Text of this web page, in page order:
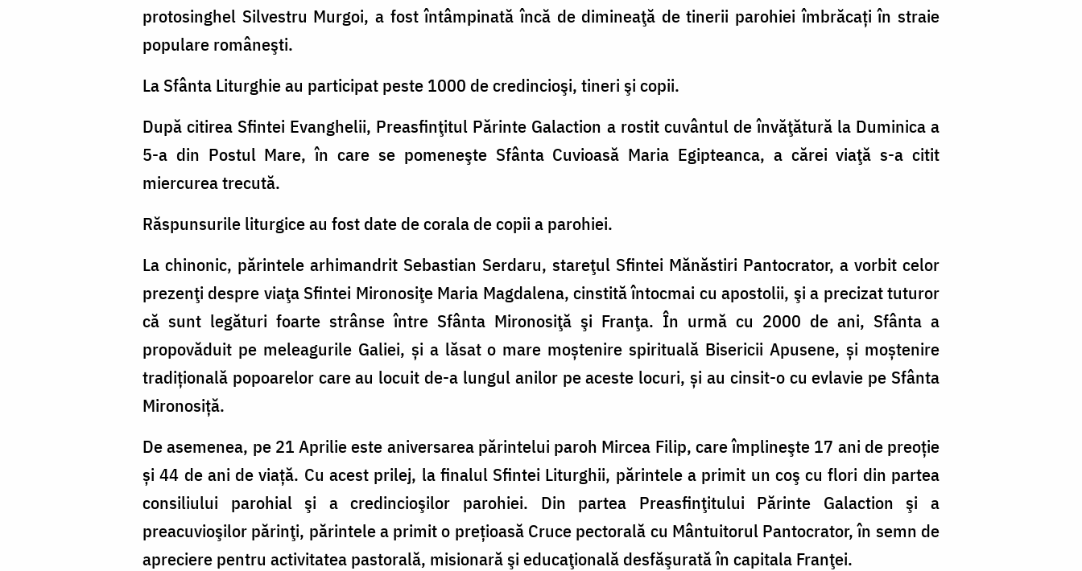
protosinghel Silvestru Murgoi, a fost întâmpinată încă de dimineaţă de tinerii parohiei îmbrăcați în straie
populare româneşti.
La Sfânta Liturghie au participat peste 1000 de credincioşi, tineri şi copii.
După citirea Sfintei Evanghelii, Preasfinţitul Părinte Galaction a rostit cuvântul de învăţătură la Duminica a
5-a din Postul Mare, în care se pomeneşte Sfânta Cuvioasă Maria Egipteanca, a cărei viaţă s-a citit
miercurea trecută.
Răspunsurile liturgice au fost date de corala de copii a parohiei.
La chinonic, părintele arhimandrit Sebastian Serdaru, stareţul Sfintei Mănăstiri Pantocrator, a vorbit celor
prezenţi despre viaţa Sfintei Mironosiţe Maria Magdalena, cinstită întocmai cu apostolii, şi a precizat tuturor
că sunt legături foarte strânse între Sfânta Mironosiţă şi Franţa. În urmă cu 2000 de ani, Sfânta a
propovăduit pe meleagurile Galiei, și a lăsat o mare moștenire spirituală Bisericii Apusene, și moștenire
tradițională popoarelor care au locuit de-a lungul anilor pe aceste locuri, și au cinsit-o cu evlavie pe Sfânta
Mironosiță.
De asemenea, pe 21 Aprilie este aniversarea părintelui paroh Mircea Filip, care împlineşte 17 ani de preoție
și 44 de ani de viață. Cu acest prilej, la finalul Sfintei Liturghii, părintele a primit un coş cu flori din partea
consiliului parohial şi a credincioşilor parohiei. Din partea Preasfinţitului Părinte Galaction şi a
preacuvioşilor părinţi, părintele a primit o prețioasă Cruce pectorală cu Mântuitorul Pantocrator, în semn de
apreciere pentru activitatea pastorală, misionară şi educaţională desfăşurată în capitala Franţei.